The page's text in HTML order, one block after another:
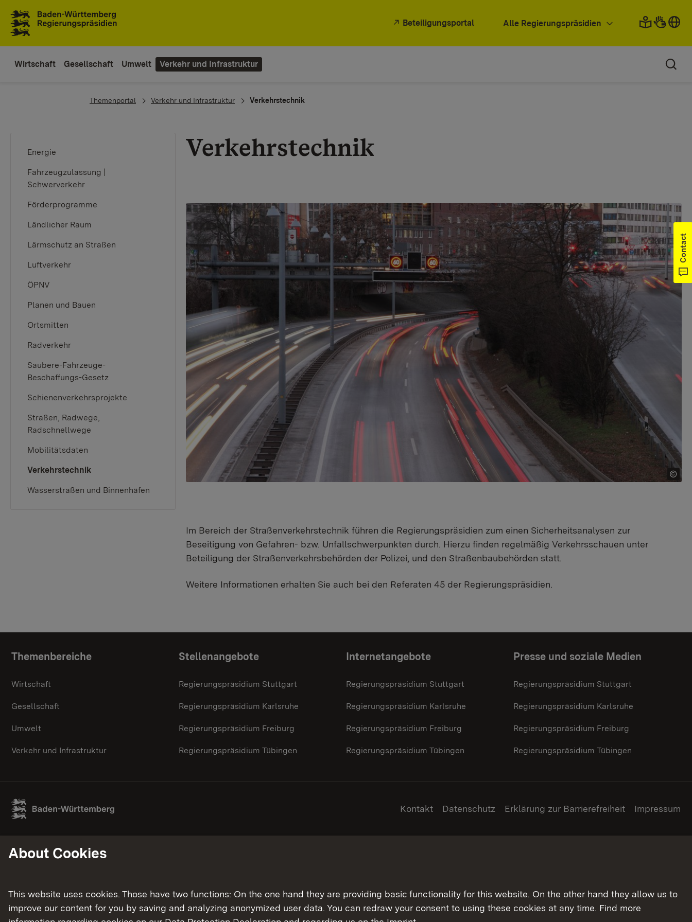
Beteiligungsportal Alle Regierungspräsidien
Wirtschaft Gesellschaft Umwelt Verkehr und Infrastruktur
You are here:
Themenportal Verkehr und Infrastruktur Verkehrstechnik
Energie
Fahrzeugzulassung |
Schwerverkehr
Förderprogramme
Ländlicher Raum
Lärmschutz an Straßen
Luftverkehr
ÖPNV
Planen und Bauen
Ortsmitten
Radverkehr
Saubere-Fahrzeuge-
Beschaffungs-Gesetz
Schienenverkehrsprojekte
Straßen, Radwege,
Radschnellwege
Mobilitätsdaten
Verkehrstechnik(current)
Wasserstraßen und Binnenhäfen
Verkehrstechnik
Im Bereich der Straßenverkehrstechnik führen die Regierungspräsidien zum einen Sicherheitsanalysen zur
Beseitigung von Gefahren- bzw. Unfallschwerpunkten durch. Hierzu finden regelmäßig Verkehrsschauen unter
Beteiligung der Straßenverkehrsbehörden der Polizei, und den Straßenbaubehörden statt.
Weitere Informationen erhalten Sie auch bei den Referaten 45 der Regierungspräsidien.
Contact
Topic overview
Themenbereiche
Wirtschaft
Gesellschaft
Umwelt
Verkehr und Infrastruktur
Stellenangebote
Regierungspräsidium Stuttgart
Regierungspräsidium Karlsruhe
Regierungspräsidium Freiburg
Regierungspräsidium Tübingen
Internetangebote
Regierungspräsidium Stuttgart
Regierungspräsidium Karlsruhe
Regierungspräsidium Freiburg
Regierungspräsidium Tübingen
Presse und soziale Medien
Regierungspräsidium Stuttgart
Regierungspräsidium Karlsruhe
Regierungspräsidium Freiburg
Regierungspräsidium Tübingen
Kontakt Datenschutz Erklärung zur Barrierefreiheit Impressum
About Cookies
This website uses cookies. Those have two functions: On the one hand they are providing basic functionality for this website. On the other hand they allow us to
improve our content for you by saving and analyzing anonymized user data. You can redraw your consent to using these cookies at any time. Find more